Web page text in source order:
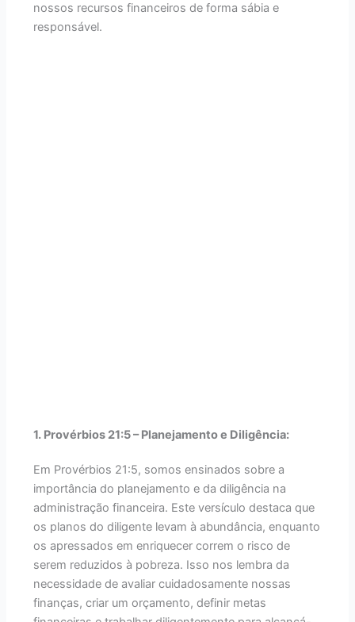
nossos recursos financeiros de forma sábia e
responsável.
1. Provérbios 21:5 – Planejamento e Diligência:
Em Provérbios 21:5, somos ensinados sobre a
importância do planejamento e da diligência na
administração financeira. Este versículo destaca que
os planos do diligente levam à abundância, enquanto
os apressados em enriquecer correm o risco de
serem reduzidos à pobreza. Isso nos lembra da
necessidade de avaliar cuidadosamente nossas
finanças, criar um orçamento, definir metas